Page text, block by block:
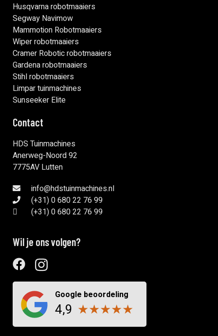
Husqvarna robotmaaiers
Segway Navimow
Mammotion Robotmaaiers
Wiper robotmaaiers
Cramer Robotic robotmaaiers
Gardena robotmaaiers
Stihl robotmaaiers
Limpar tuinmachines
Sunseeker Elite
Contact
HDS Tuinmachines
Anerweg-Noord 92
7775AV Lutten
info@hdstuinmachines.nl
(+31) 0 680 22 76 99
(+31) 0 680 22 76 99
Wil je ons volgen?
Google beoordeling
4,9 ★★★★★